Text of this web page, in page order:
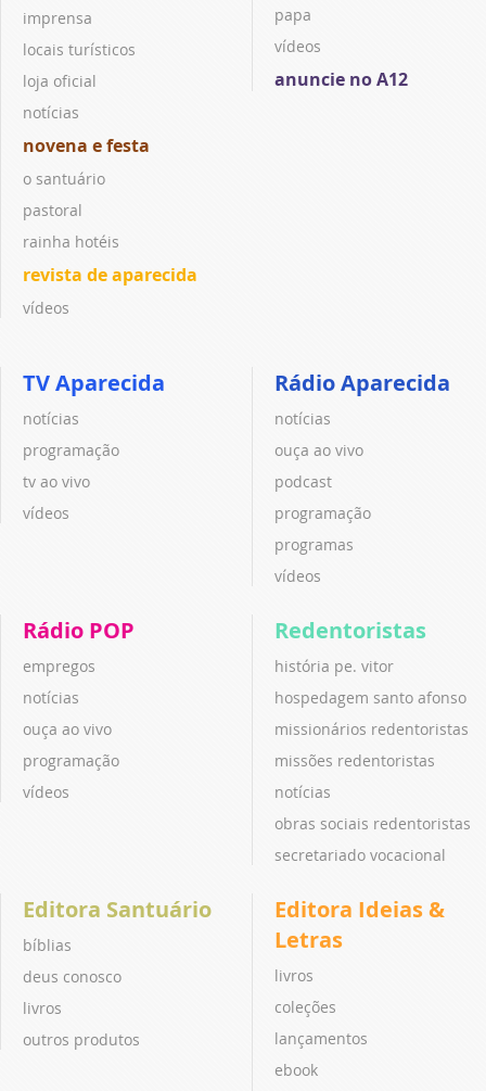
imprensa
locais turísticos
loja oficial
notícias
novena e festa
o santuário
pastoral
rainha hotéis
revista de aparecida
vídeos
papa
vídeos
anuncie no A12
TV Aparecida
notícias
programação
tv ao vivo
vídeos
Rádio Aparecida
notícias
ouça ao vivo
podcast
programação
programas
vídeos
Rádio POP
empregos
notícias
ouça ao vivo
programação
vídeos
Redentoristas
história pe. vitor
hospedagem santo afonso
missionários redentoristas
missões redentoristas
notícias
obras sociais redentoristas
secretariado vocacional
Editora Santuário
bíblias
deus conosco
livros
outros produtos
Editora Ideias &
Letras
livros
coleções
lançamentos
ebook